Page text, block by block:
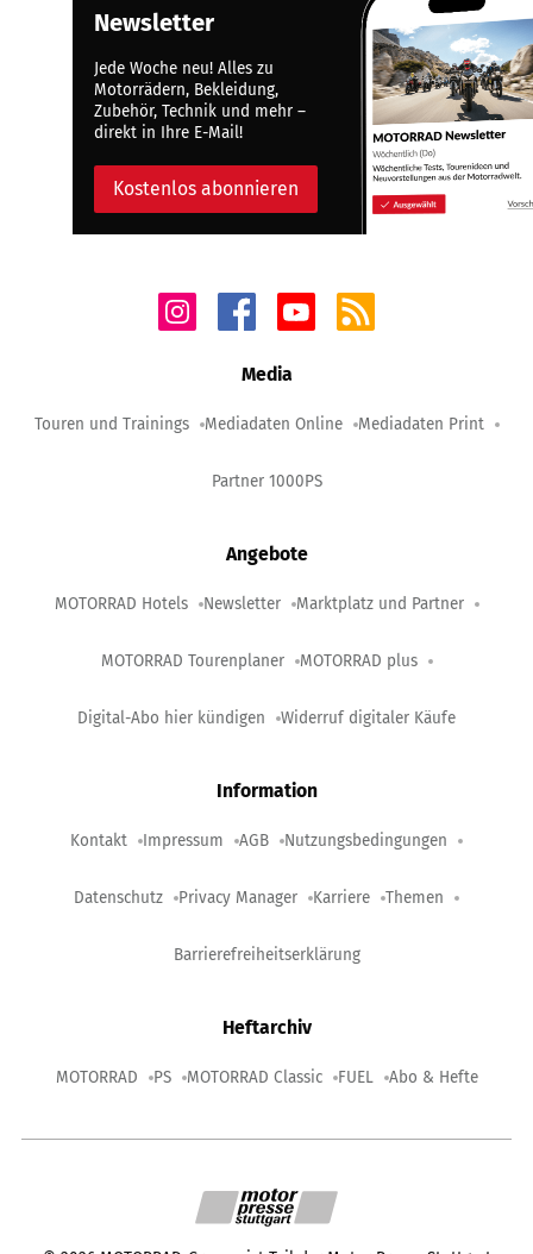
Newsletter
Jede Woche neu! Alles zu
Motorrädern, Bekleidung,
Zubehör, Technik und mehr –
direkt in Ihre E-Mail!
Kostenlos abonnieren
Media
Touren und Trainings Mediadaten Online Mediadaten Print
Partner 1000PS
Angebote
MOTORRAD Hotels Newsletter Marktplatz und Partner
MOTORRAD Tourenplaner MOTORRAD plus
Digital-Abo hier kündigen Widerruf digitaler Käufe
Information
Kontakt Impressum AGB Nutzungsbedingungen
Datenschutz Privacy Manager Karriere Themen
Barrierefreiheitserklärung
Heftarchiv
MOTORRAD PS MOTORRAD Classic FUEL Abo & Hefte